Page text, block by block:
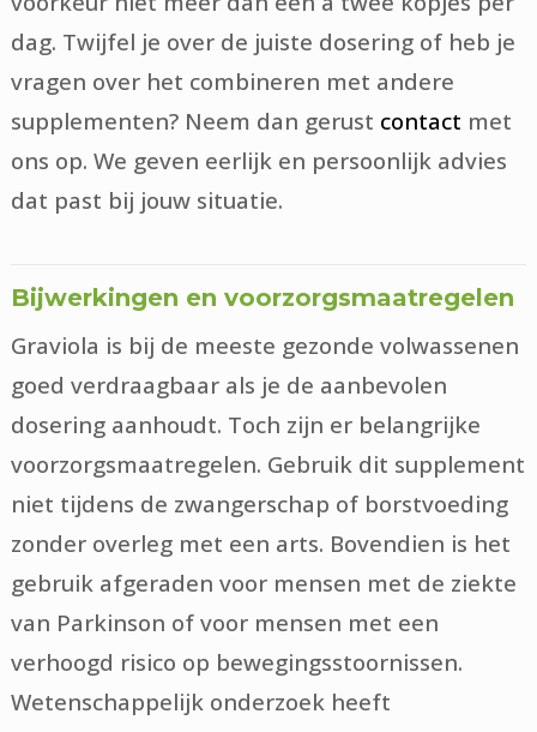
dag. Twijfel je over de juiste dosering of heb je
vragen over het combineren met andere
supplementen? Neem dan gerust contact met
ons op. We geven eerlijk en persoonlijk advies
dat past bij jouw situatie.
Bijwerkingen en voorzorgsmaatregelen
Graviola is bij de meeste gezonde volwassenen
goed verdraagbaar als je de aanbevolen
dosering aanhoudt. Toch zijn er belangrijke
voorzorgsmaatregelen. Gebruik dit supplement
niet tijdens de zwangerschap of borstvoeding
zonder overleg met een arts. Bovendien is het
gebruik afgeraden voor mensen met de ziekte
van Parkinson of voor mensen met een
verhoogd risico op bewegingsstoornissen.
Wetenschappelijk onderzoek heeft